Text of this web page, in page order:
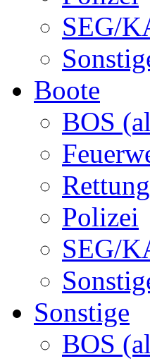
SEG/
Boote
BOS
Polizei
SEG/
Sonstige
BOS